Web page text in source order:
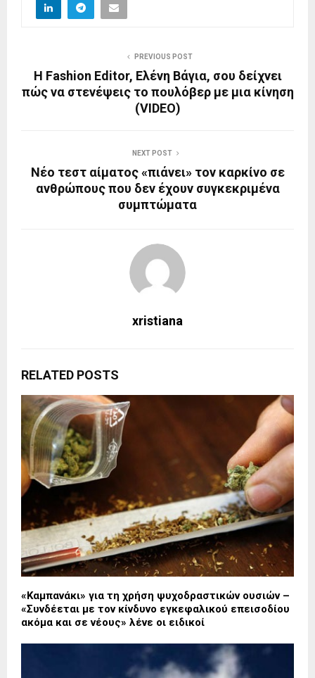
PREVIOUS POST
H Fashion Editor, Ελένη Βάγια, σου δείχνει
πώς να στενέψεις το πουλόβερ με μια κίνηση
(VIDEO)
NEXT POST
Νέο τεστ αίματος «πιάνει» τον καρκίνο σε
ανθρώπους που δεν έχουν συγκεκριμένα
συμπτώματα
xristiana
RELATED POSTS
«Καμπανάκι» για τη χρήση ψυχοδραστικών ουσιών –
«Συνδέεται με τον κίνδυνο εγκεφαλικού επεισοδίου
ακόμα και σε νέους» λένε οι ειδικοί